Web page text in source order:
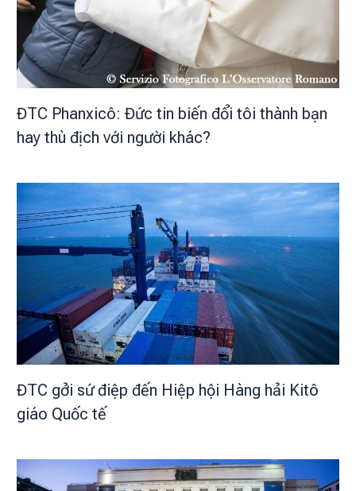
ĐTC Phanxicô: Đức tin biến đổi tôi thành bạn
hay thù địch với người khác?
ĐTC gởi sứ điệp đến Hiệp hội Hàng hải Kitô
giáo Quốc tế